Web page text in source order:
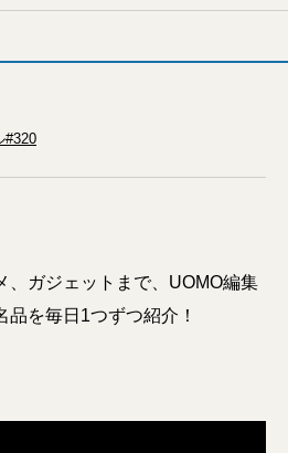
#320
、ガジェットまで、UOMO編集
を毎日1つずつ紹介！